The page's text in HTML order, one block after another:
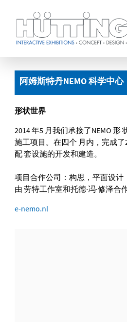
content
阿姆斯特丹NEMO 科学中心
形状世界
2014 年5 月我们承接了NEMO 形
施工项目。在四个 月内，完成了
配 套设施的开发和建造。
项目合作公司：构思，平面设计
由 劳特工作室和托德·冯·修泽合
e-nemo.nl